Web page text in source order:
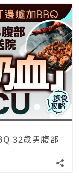
32歲男腹部